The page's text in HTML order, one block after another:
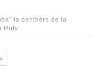
la panthère de la
Roty